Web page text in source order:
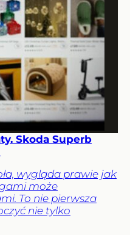
Skoda Superb
wygląda prawie jak
może
To nie pierwsza
nie tylko